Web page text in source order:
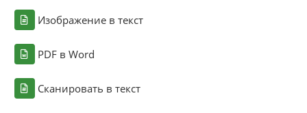
Изображение в текст
PDF в Word
Сканировать в текст